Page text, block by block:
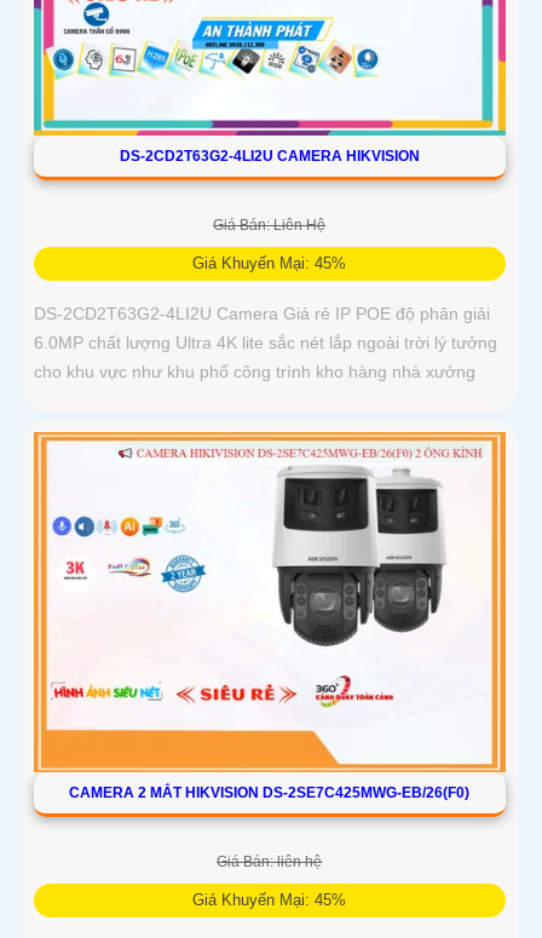
DS-2CD2T63G2-4LI2U CAMERA HIKVISION
Giá Bán: Liên Hệ
Giá Khuyến Mại: 45%
DS-2CD2T63G2-4LI2U Camera Giá rẻ IP POE độ phân giải
6.0MP chất lượng Ultra 4K lite sắc nét lắp ngoài trời lý tưởng
cho khu vực như khu phố công trình kho hàng nhà xưởng
CAMERA 2 MẮT HIKVISION DS-2SE7C425MWG-EB/26(F0)
Giá Bán: liên hệ
Giá Khuyến Mại: 45%